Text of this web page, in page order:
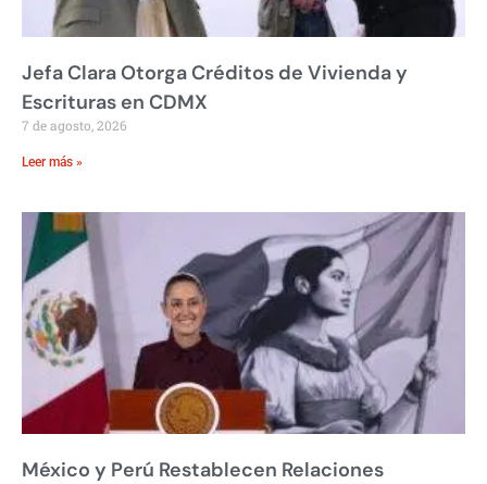
Jefa Clara Otorga Créditos de Vivienda y
Escrituras en CDMX
7 de agosto, 2026
Leer más »
México y Perú Restablecen Relaciones